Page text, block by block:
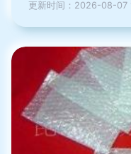
更新时间：2026-08-07